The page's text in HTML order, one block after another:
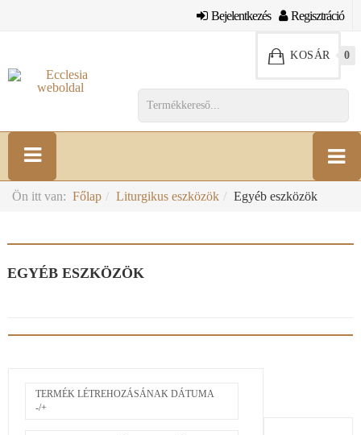
Bejelentkezés Regisztráció
KOSÁR 0
Ön itt van: Főlap Liturgikus eszközök Egyéb eszközök
EGYÉB ESZKÖZÖK
TERMÉK LÉTREHOZÁSÁNAK DÁTUMA
-/+